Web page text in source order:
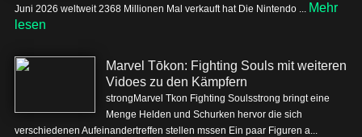
Juni 2026 weltweit 2368 Millionen Mal verkauft hat Die Nintendo ... Mehr
lesen
Marvel Tōkon: Fighting Souls mit weiteren
Vidoes zu den Kämpfern
strongMarvel Tkon Fighting Soulsstrong bringt eine
Menge Helden und Schurken hervor die sich
verschiedenen Aufeinandertreffen stellen mssen Ein paar Figuren a...